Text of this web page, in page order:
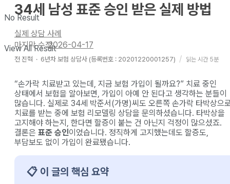
No Result
View All Result
34세 남성 표준 승인 받은 실제 방법
실제 상담 사례
2026-04-17
전 진혁 · 6년차 보험 상담사 (등록번호 : 20201220001257) 읽는 시간 5분
“손가락 치료받고 있는데, 지금 보험 가입이 될까요?” 치료 중인
상태에서 보험을 알아보면, 가입이 아예 안 된다고 생각하는 분들이
많습니다. 실제로 34세 박준서(가명)씨도 오른쪽 손가락 타박상으
치료를 받는 중에 보험 리모델링 상담을 문의하셨습니다. 타박상을
고지해야 하는지, 한다면 할증이 붙는 건 아닌지 걱정이 많으셨죠.
결론은 표준 승인이었습니다. 정직하게 고지했는데도 할증도,
부담보도 없이 가입이 완료됐습니다.
📋 이 글의 핵심 요약